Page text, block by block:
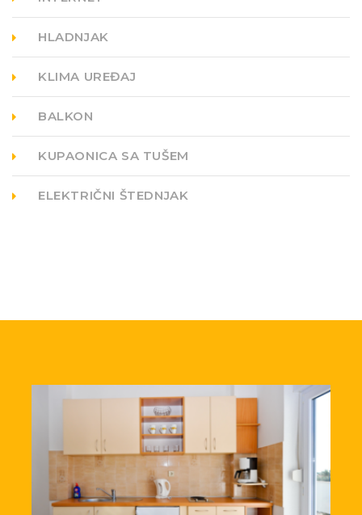
HLADNJAK
KLIMA UREĐAJ
BALKON
KUPAONICA SA TUŠEM
ELEKTRIČNI ŠTEDNJAK